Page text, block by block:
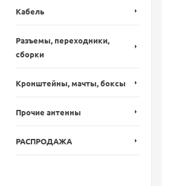
Кабель
Разъемы, переходники,
сборки
Кронштейны, мачты, боксы
Прочие антенны
РАСПРОДАЖА